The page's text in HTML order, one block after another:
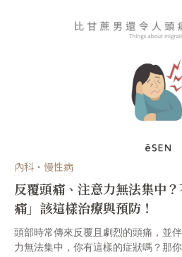
內科・慢性病
反覆頭痛、注意力無法集中
痛」該這樣治療與預防！
頭部時常傳來反覆且劇烈的頭痛，並
力無法集中，你有這樣的症狀嗎？那